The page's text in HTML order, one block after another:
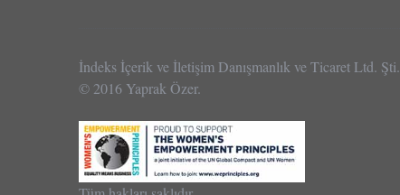
İndeks İçerik ve İletişim Danışmanlık ve Ticaret Ltd. Şti.
© 2016 Yaprak Özer.